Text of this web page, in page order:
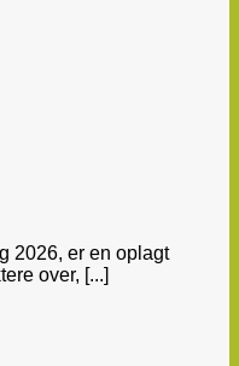
2026, er en oplagt
over, [...]